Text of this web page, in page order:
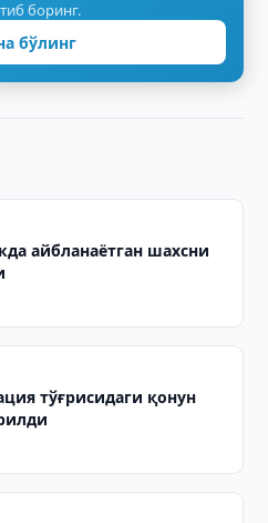
боринг.
бўлинг
айбланаётган шахсни
тўғрисидаги қонун